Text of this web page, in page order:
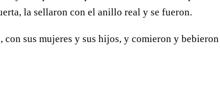
la sellaron con el anillo real y se fueron.
con sus mujeres y sus hijos, y comieron y bebieron